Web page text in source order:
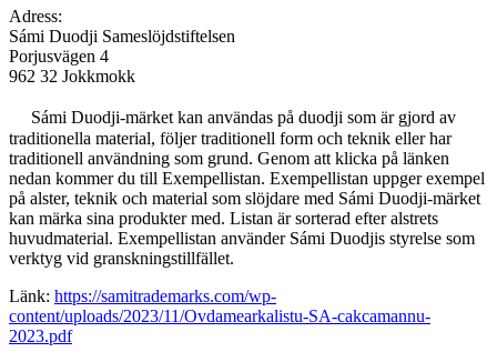
Adress:
Sámi Duodji Sameslöjdstiftelsen
Porjusvägen 4
962 32 Jokkmokk
Sámi Duodji-märket kan användas på duodji som är gjord av
traditionella material, följer traditionell form och teknik eller har
traditionell användning som grund. Genom att klicka på länken
nedan kommer du till Exempellistan. Exempellistan uppger exempel
på alster, teknik och material som slöjdare med Sámi Duodji-märket
kan märka sina produkter med. Listan är sorterad efter alstrets
huvudmaterial. Exempellistan använder Sámi Duodjis styrelse som
verktyg vid granskningstillfället.
Länk: https://samitrademarks.com/wp-
content/uploads/2023/11/Ovdamearkalistu-SA-cakcamannu-
2023.pdf